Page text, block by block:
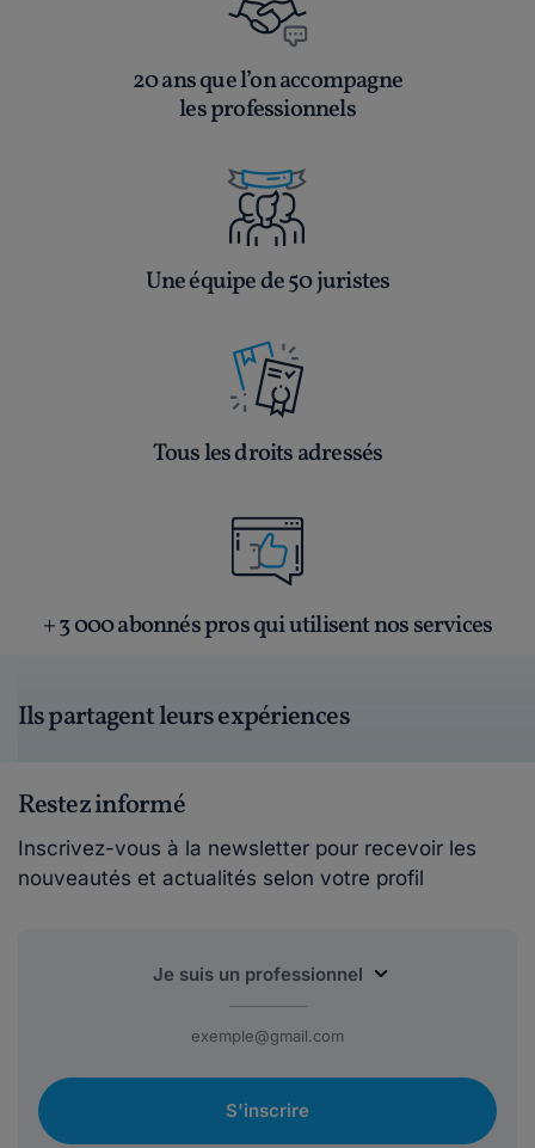
20 ans que l’on accompagne
les professionnels
Une équipe de 50 juristes
Tous les droits adressés
+ 3 000 abonnés pros qui utilisent nos services
Ils partagent leurs expériences
Restez informé
Inscrivez-vous à la newsletter pour recevoir les
nouveautés et actualités selon votre profil
S'inscrire